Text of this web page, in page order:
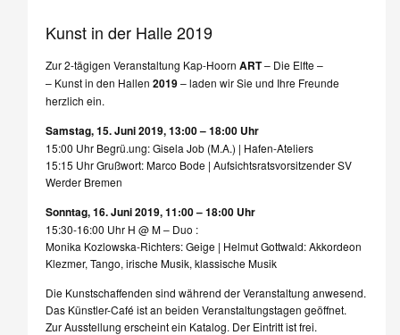
Kunst in der Halle 2019
Zur 2-tägigen Veranstaltung Kap-Hoorn ART– Die Elfte –
– Kunst in den Hallen 2019– laden wir Sie und Ihre Freunde
herzlich ein.
Samstag, 15. Juni 2019, 13:00 – 18:00 Uhr
15:00 Uhr Begrü.ung: Gisela Job (M.A.) | Hafen-Ateliers
15:15 Uhr Grußwort: Marco Bode | Aufsichtsratsvorsitzender SV
Werder Bremen
Sonntag, 16. Juni 2019, 11:00 – 18:00 Uhr
15:30-16:00 Uhr H @ M – Duo :
Monika Kozlowska-Richters: Geige | Helmut Gottwald: Akkordeon
Klezmer, Tango, irische Musik, klassische Musik
Die Kunstschaffenden sind während der Veranstaltung anwesend.
Das Künstler-Café ist an beiden Veranstaltungstagen geöffnet.
Zur Ausstellung erscheint ein Katalog. Der Eintritt ist frei.